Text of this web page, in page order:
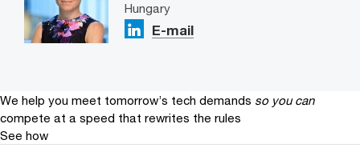
Hungary
E-mail
We help you meet tomorrow’s tech demands so you can
compete at a speed that rewrites the rules
See how